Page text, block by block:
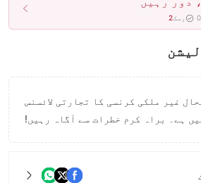
رسک2
غیر ملکی کرنسی کا تجارتی لائسنس
ہے۔ براہ کرم خطرات سے آگاہ رہیں!